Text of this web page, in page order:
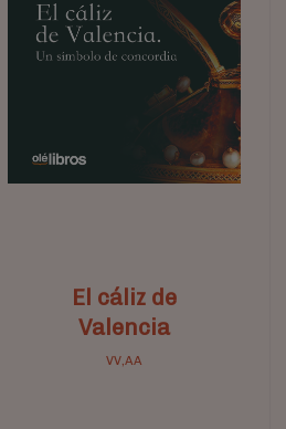
El cáliz de
Valencia
VV,AA